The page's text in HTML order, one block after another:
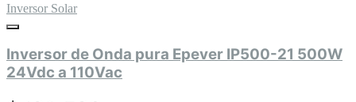
Inversor Solar
Inversor de Onda pura Epever IP500-21 500W
24Vdc a 110Vac